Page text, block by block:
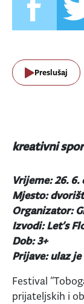
Preslušaj
kreativni
Vrijeme: 26. 6.
Mjesto:
Organizator:
Izvodi: Let’s
Dob: 3+
Prijave: ulaz
Festival
prijateljskih i